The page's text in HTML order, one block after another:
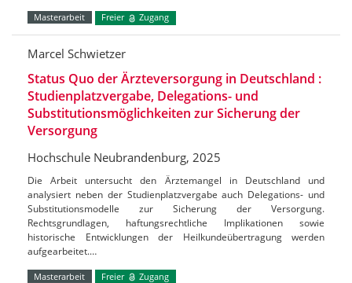
Masterarbeit Freier Zugang
Marcel Schwietzer
Status Quo der Ärzteversorgung in Deutschland :
Studienplatzvergabe, Delegations- und
Substitutionsmöglichkeiten zur Sicherung der
Versorgung
Hochschule Neubrandenburg, 2025
Die Arbeit untersucht den Ärztemangel in Deutschland und
analysiert neben der Studienplatzvergabe auch Delegations- und
Substitutionsmodelle zur Sicherung der Versorgung.
Rechtsgrundlagen, haftungsrechtliche Implikationen sowie
historische Entwicklungen der Heilkundeübertragung werden
aufgearbeitet.…
Masterarbeit Freier Zugang